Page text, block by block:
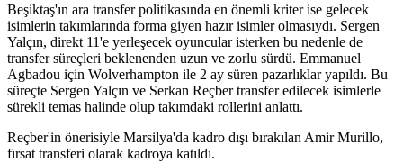
Beşiktaş'ın ara transfer politikasında en önemli kriter ise gelecek
isimlerin takımlarında forma giyen hazır isimler olmasıydı. Sergen
Yalçın, direkt 11'e yerleşecek oyuncular isterken bu nedenle de
transfer süreçleri beklenenden uzun ve zorlu sürdü. Emmanuel
Agbadou için Wolverhampton ile 2 ay süren pazarlıklar yapıldı. Bu
süreçte Sergen Yalçın ve Serkan Reçber transfer edilecek isimlerle
sürekli temas halinde olup takımdaki rollerini anlattı.
Reçber'in önerisiyle Marsilya'da kadro dışı bırakılan Amir Murillo,
fırsat transferi olarak kadroya katıldı.